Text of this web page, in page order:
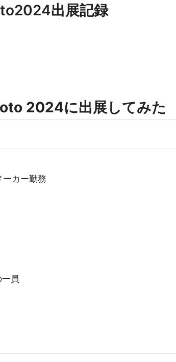
出展記録
2024に出展してみた
カー勤務
員